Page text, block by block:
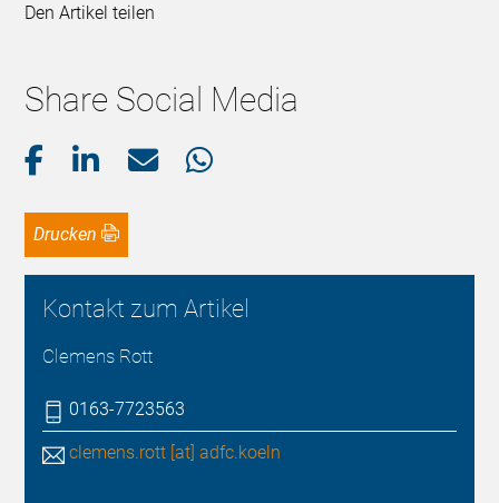
Den Artikel teilen
Share Social Media
Drucken
Kontakt zum Artikel
Clemens Rott
0163-7723563
clemens.rott [at] adfc.koeln